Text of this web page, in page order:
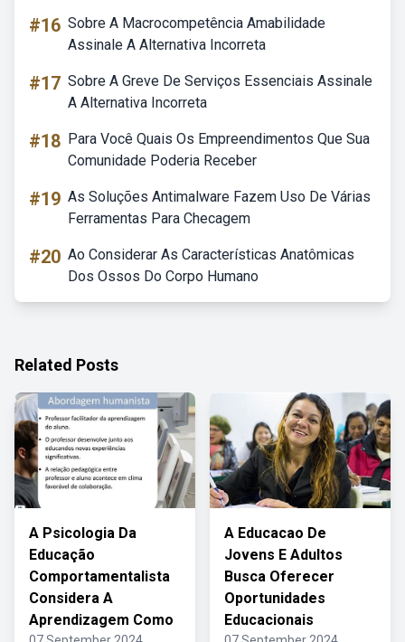
#16 Sobre A Macrocompetência Amabilidade
Assinale A Alternativa Incorreta
#17 Sobre A Greve De Serviços Essenciais Assinale
A Alternativa Incorreta
#18 Para Você Quais Os Empreendimentos Que Sua
Comunidade Poderia Receber
#19 As Soluções Antimalware Fazem Uso De Várias
Ferramentas Para Checagem
#20 Ao Considerar As Características Anatômicas
Dos Ossos Do Corpo Humano
Related Posts
A Psicologia Da
Educação
Comportamentalista
Considera A
Aprendizagem Como
A Educacao De
Jovens E Adultos
Busca Oferecer
Oportunidades
Educacionais